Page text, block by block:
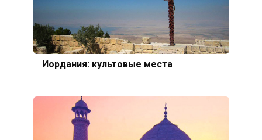
Иордания: культовые места